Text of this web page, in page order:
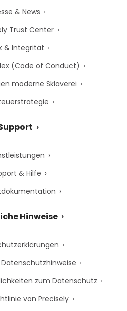
& News
Trust Center
& Integrität
(Code of Conduct)
moderne Sklaverei
& Hilfe
Hinweise
zum Datenschutz
von Precisely